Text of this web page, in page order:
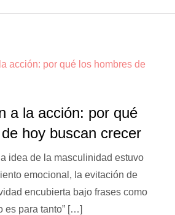
a la acción: por qué
hoy buscan crecer
idea de la masculinidad estuvo
emocional, la evitación de
encubierta bajo frases como
es para tanto” […]